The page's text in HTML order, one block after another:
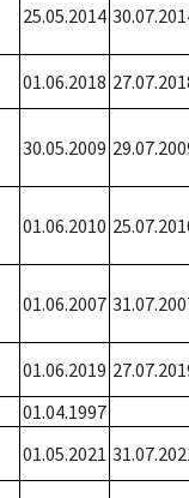
25.05.2014
01.06.2018
30.05.2009
01.06.2010
01.06.2007
01.06.2019
01.04.1997
01.05.2021